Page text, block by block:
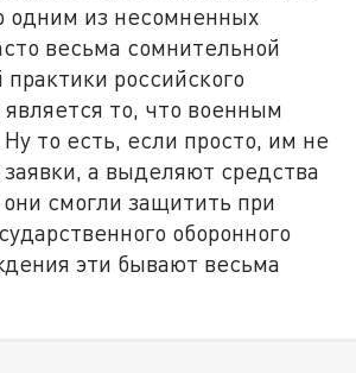
одним из несомненных
весьма сомнительной
российского
является то, что военным
то есть, если просто, им не
а выделяют средства
смогли защитить при
оборонного
эти бывают весьма